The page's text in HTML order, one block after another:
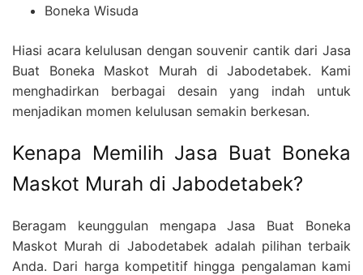
Boneka Wisuda
Hiasi acara kelulusan dengan souvenir cantik dari Jasa
Buat Boneka Maskot Murah di Jabodetabek. Kami
menghadirkan berbagai desain yang indah untuk
menjadikan momen kelulusan semakin berkesan.
Kenapa Memilih Jasa Buat Boneka
Maskot Murah di Jabodetabek?
Beragam keunggulan mengapa Jasa Buat Boneka
Maskot Murah di Jabodetabek adalah pilihan terbaik
Anda. Dari harga kompetitif hingga pengalaman kami